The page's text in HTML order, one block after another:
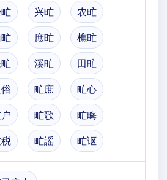
兴甿 农甿
庶甿 樵甿
溪甿 田甿
甿庶 甿心
甿歌 甿畮
甿謡 甿讴